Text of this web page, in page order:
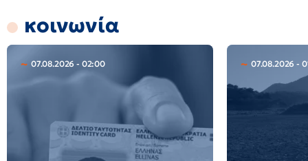
κοινωνία
07.08.2026 - 02:00 07.08.2026 -